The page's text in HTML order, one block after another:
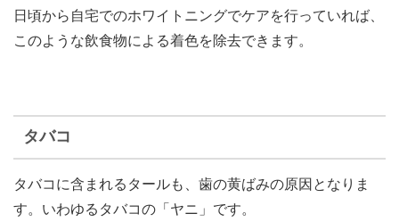
日頃から自宅でのホワイトニングでケアを行っていれば、
このような飲食物による着色を除去できます。
タバコ
タバコに含まれるタールも、歯の黄ばみの原因となりま
す。いわゆるタバコの「ヤニ」です。